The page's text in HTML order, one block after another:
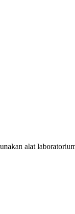
alat